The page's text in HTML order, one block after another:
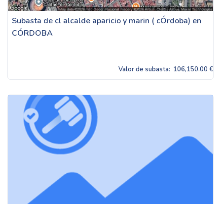
Subasta de cl alcalde aparicio y marin ( cÓrdoba) en
CÓRDOBA
Valor de subasta: 106,150.00 €